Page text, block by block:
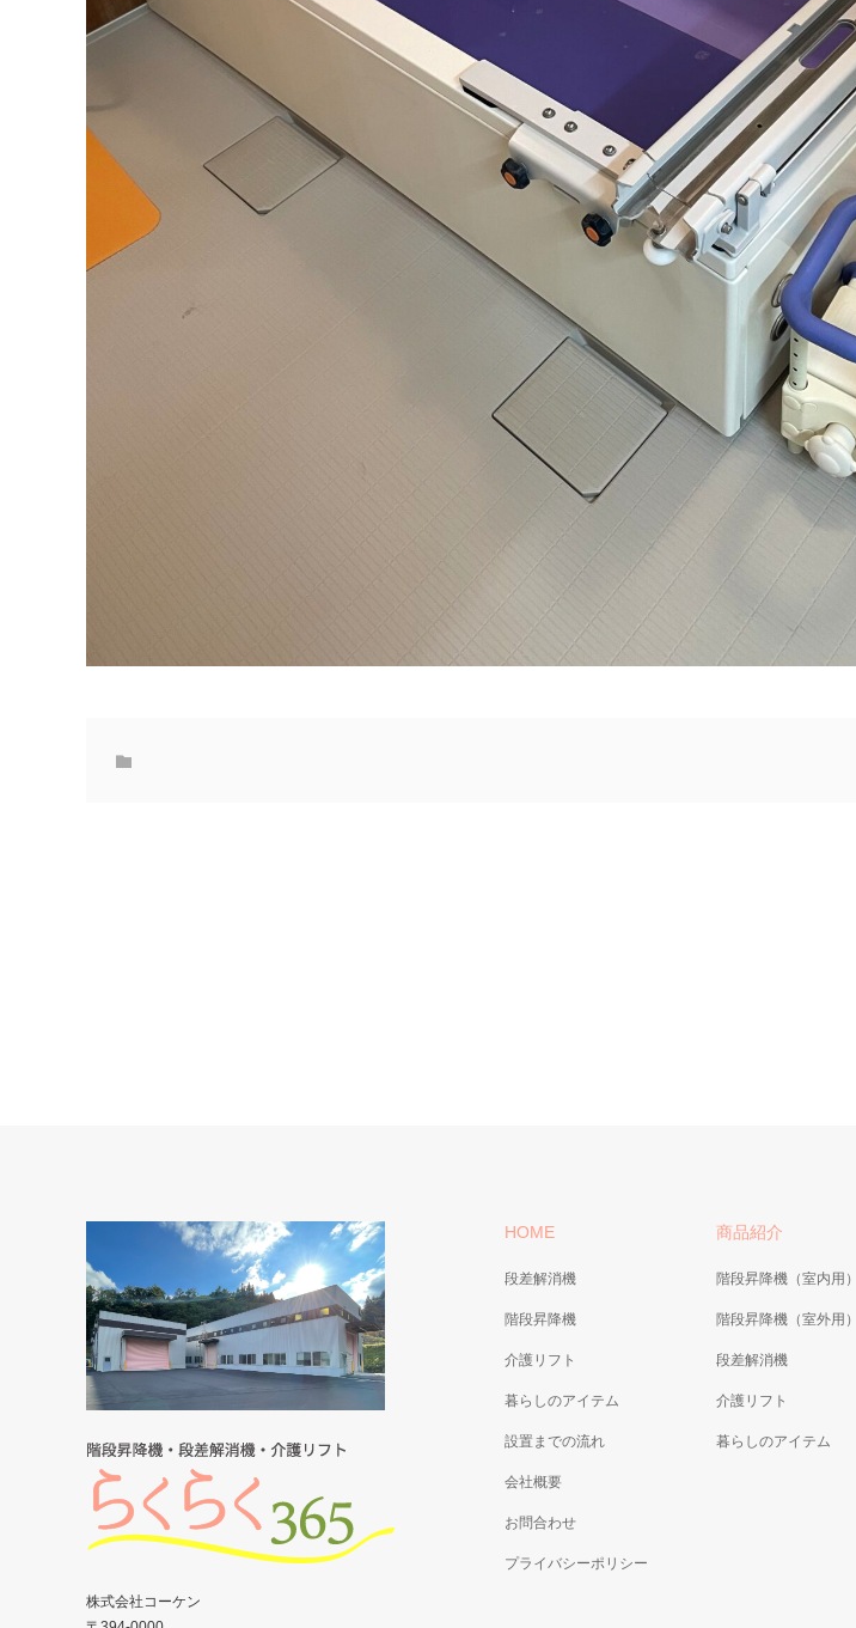
HOME
段差解消機
階段昇降機
介護リフト
暮らしのアイテム
設置までの流れ
会社概要
お問合わせ
プライバシーポリシー
商品紹介
階段昇降機（室内用）
階段昇降機（室外用）
段差解消機
介護リフト
暮らしのアイテム
株式会社コーケン